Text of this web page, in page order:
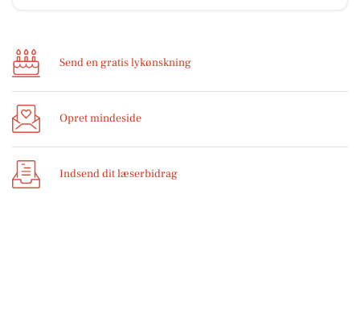
Send en gratis lykønskning
Opret mindeside
Indsend dit læserbidrag